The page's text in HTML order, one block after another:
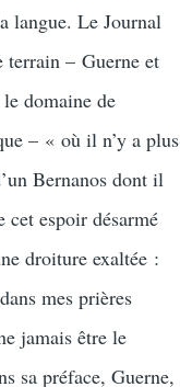
langue. Le Journal
terrain – Guerne et
domaine de
– « où il n’y a plus
Bernanos dont il
cet espoir désarmé
droiture exaltée :
mes prières
jamais être le
sa préface, Guerne,